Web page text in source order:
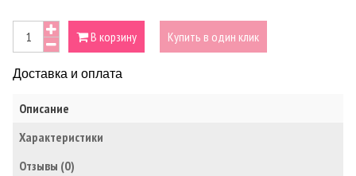
В корзину Купить в один клик
Доставка и оплата
Описание
Характеристики
Отзывы (0)